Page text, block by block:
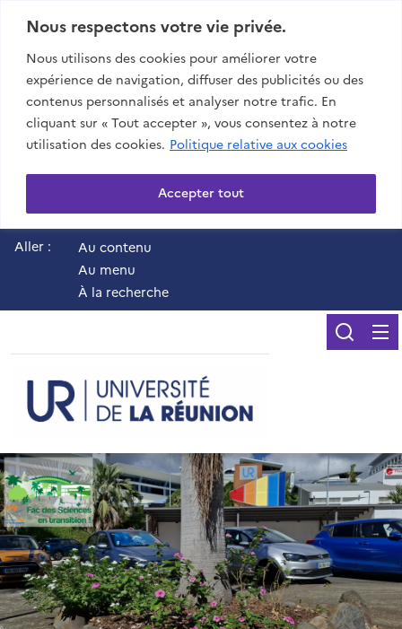
Nous respectons votre vie privée.
Nous utilisons des cookies pour améliorer votre
expérience de navigation, diffuser des publicités ou des
contenus personnalisés et analyser notre trafic. En
cliquant sur « Tout accepter », vous consentez à notre
utilisation des cookies. Politique relative aux cookies
Accepter tout
Aller :
Au contenu
Au menu
À la recherche